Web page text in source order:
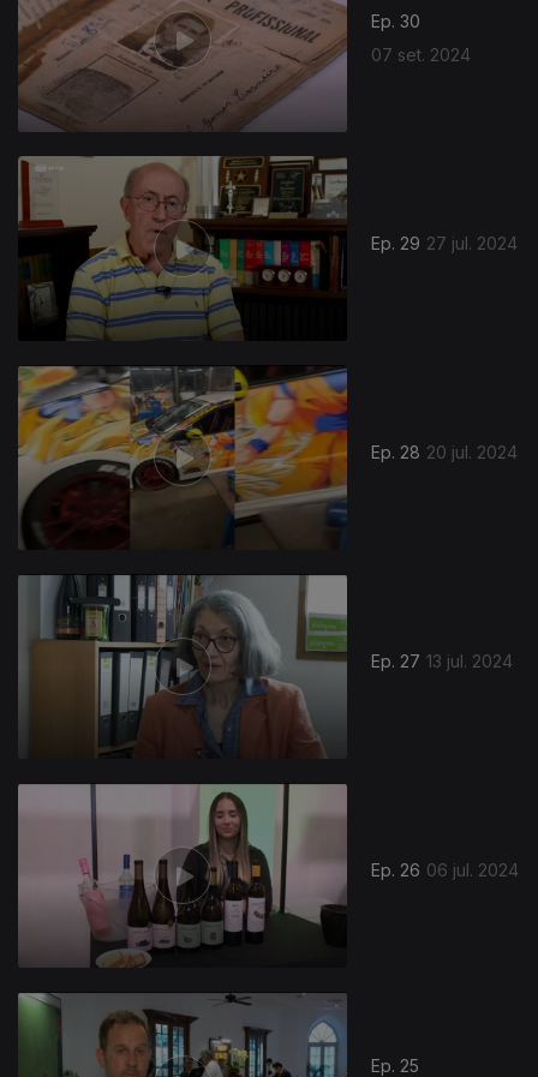
Ep. 30
07 set. 2024
Ep. 29 27 jul. 2024
Ep. 28 20 jul. 2024
Ep. 27 13 jul. 2024
Ep. 26 06 jul. 2024
Ep. 25